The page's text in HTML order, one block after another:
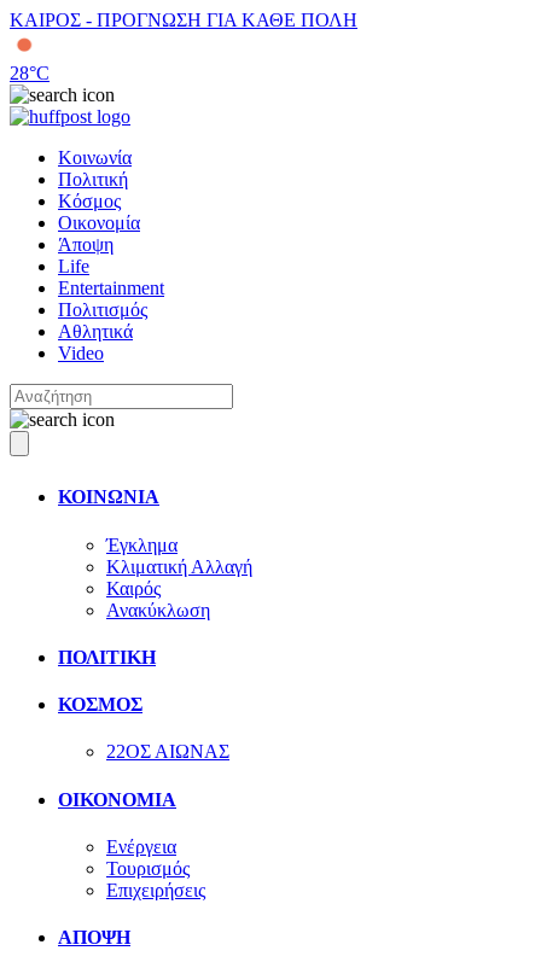
ΚΑΙΡΟΣ - ΠΡΟΓΝΩΣΗ ΓΙΑ ΚΑΘΕ ΠΟΛΗ
28°C
Κοινωνία
Πολιτική
Κόσμος
Οικονομία
Άποψη
Life
Entertainment
Πολιτισμός
Αθλητικά
Video
ΚΟΙΝΩΝΙΑ
Έγκλημα
Κλιματική Αλλαγή
Καιρός
Ανακύκλωση
ΠΟΛΙΤΙΚΗ
ΚΟΣΜΟΣ
22ΟΣ ΑΙΩΝΑΣ
ΟΙΚΟΝΟΜΙΑ
Ενέργεια
Τουρισμός
Επιχειρήσεις
ΑΠΟΨΗ